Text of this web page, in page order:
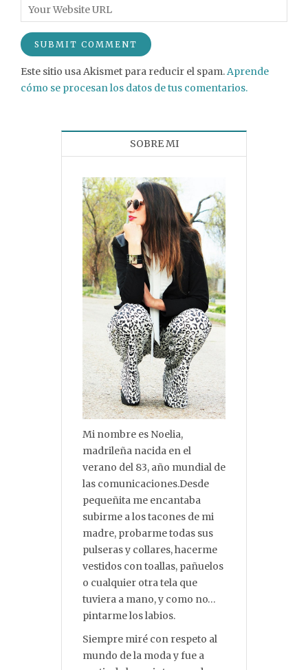
Este sitio usa Akismet para reducir el spam.Aprende
cómo se procesan los datos de tus comentarios.
SOBRE MI
Mi nombre es Noelia,
madrileña nacida en el
verano del 83, año mundial de
las comunicaciones.Desde
pequeñita me encantaba
subirme a los tacones de mi
madre, probarme todas sus
pulseras y collares, hacerme
vestidos con toallas, pañuelos
o cualquier otra tela que
tuviera a mano, y como no…
pintarme los labios.
Siempre miré con respeto al
mundo de la moda y fue a